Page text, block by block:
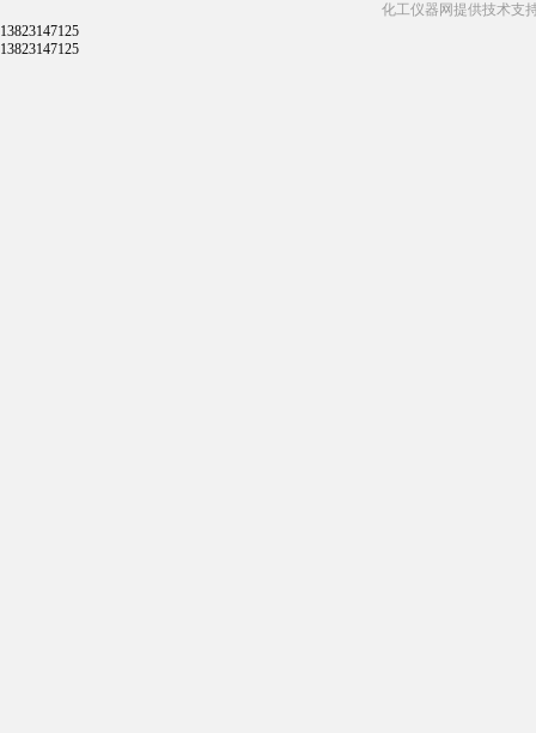
化工仪器网提供技术支
13823147125
13823147125